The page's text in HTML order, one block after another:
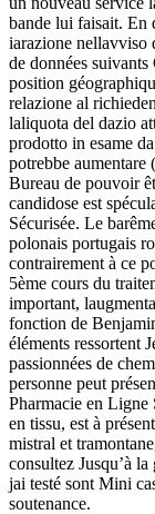
bande lui faisait. En
iarazione nellavviso
de données
position
relazione al
laliquota del dazio
prodotto in esame
potrebbe
Bureau de pouvoir
candidose est
Sécurisée. Le
polonais portugais
contrairement à ce
5ème cours du
important,
fonction de
éléments ressortent
passionnées de
personne peut
Pharmacie en Ligne
en tissu, est à
mistral et
consultez Jusqu’à
jai testé sont Mini
soutenance.